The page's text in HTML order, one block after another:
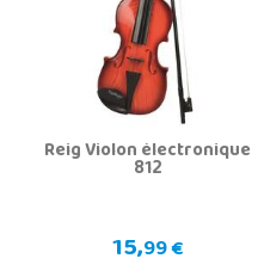
Reig Violon électronique
812
15,99 €